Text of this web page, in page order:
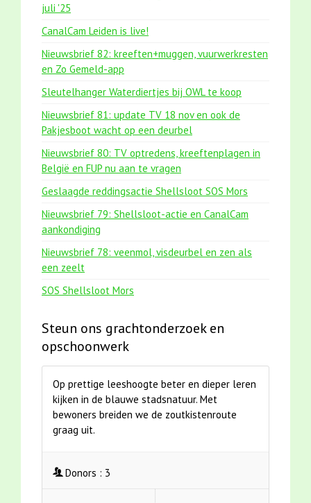
juli '25
CanalCam Leiden is live!
Nieuwsbrief 82: kreeften+muggen, vuurwerkresten
en Zo Gemeld-app
Sleutelhanger Waterdiertjes bij OWL te koop
Nieuwsbrief 81: update TV 18 nov en ook de
Pakjesboot wacht op een deurbel
Nieuwsbrief 80: TV optredens, kreeftenplagen in
België en FUP nu aan te vragen
Geslaagde reddingsactie Shellsloot SOS Mors
Nieuwsbrief 79: Shellsloot-actie en CanalCam
aankondiging
Nieuwsbrief 78: veenmol, visdeurbel en zen als
een zeelt
SOS Shellsloot Mors
Steun ons grachtonderzoek en
opschoonwerk
Op prettige leeshoogte beter en dieper leren
kijken in de blauwe stadsnatuur. Met
bewoners breiden we de zoutkistenroute
graag uit.
Donors : 3